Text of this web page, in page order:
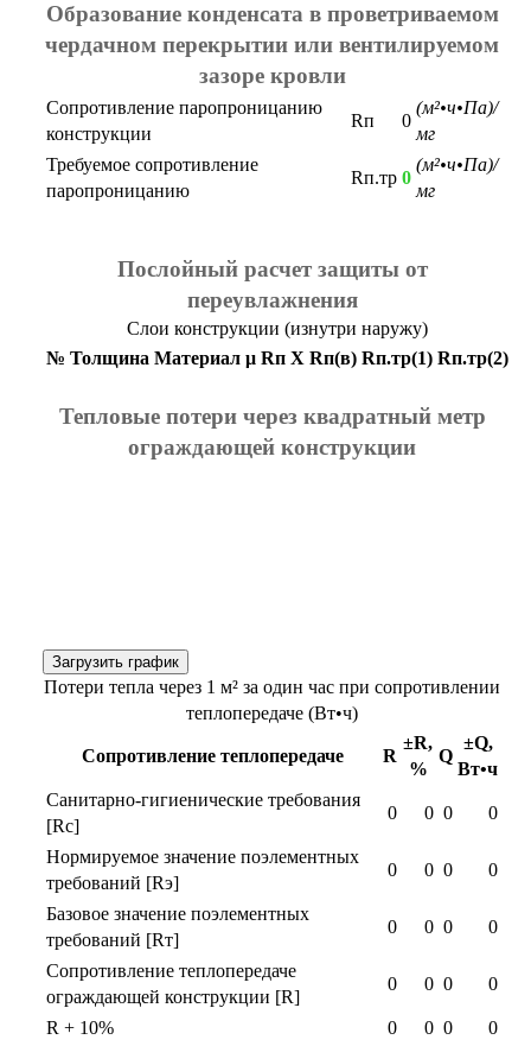
Образование конденсата в проветриваемом
чердачном перекрытии или вентилируемом
зазоре кровли
Сопротивление паропроницанию
конструкции
Rп 0
(м²•ч•Па)/
мг
Требуемое сопротивление
паропроницанию
Rп.тр 0
(м²•ч•Па)/
мг
Послойный расчет защиты от
переувлажнения
Слои конструкции (изнутри наружу)
№ Толщина Материал μ Rп X Rп(в) Rп.тр(1) Rп.тр(2)
Тепловые потери через квадратный метр
ограждающей конструкции
Загрузить график
Потери тепла через 1 м² за один час при сопротивлении
теплопередаче (Вт•ч)
Сопротивление теплопередаче R
±R,
%
Q
±Q,
Вт•ч
Санитарно-гигиенические требования
[Rс]
0 0 0 0
Нормируемое значение поэлементных
требований [Rэ]
0 0 0 0
Базовое значение поэлементных
требований [Rт]
0 0 0 0
Сопротивление теплопередаче
ограждающей конструкции [R]
0 0 0 0
R + 10% 0 0 0
0